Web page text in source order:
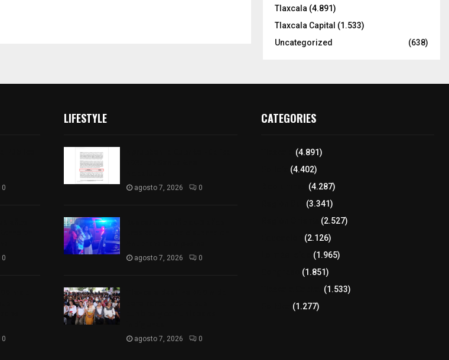
Tlaxcala (4.891)
Tlaxcala Capital (1.533)
Uncategorized
(638)
0
0
0
LIFESTYLE
agosto 7, 2026 0
agosto 7, 2026 0
agosto 7, 2026 0
CATEGORIES
(4.891)
(4.402)
(4.287)
(3.341)
(2.527)
(2.126)
(1.965)
(1.851)
(1.533)
(1.277)